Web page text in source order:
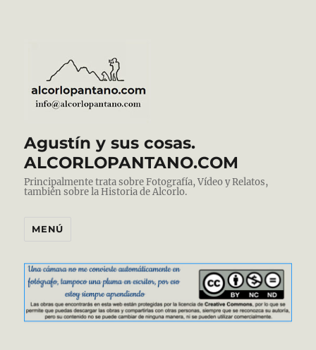
Agustín y sus cosas.
ALCORLOPANTANO.COM
Principalmente trata sobre Fotografía, Vídeo y Relatos,
también sobre la Historia de Alcorlo.
MENÚ